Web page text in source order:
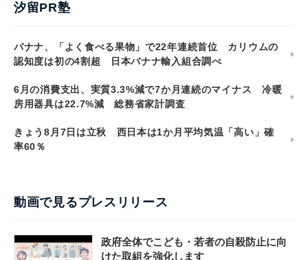
汐留PR塾
バナナ、「よく食べる果物」で22年連続首位 カリウムの
認知度は初の4割超 日本バナナ輸入組合調べ
6月の消費支出、実質3.3%減で7か月連続のマイナス 冷暖
房用器具は22.7%減 総務省家計調査
きょう8月7日は立秋 西日本は1か月平均気温「高い」確
率60％
動画で見るプレスリリース
政府全体でこども・若者の自殺防止に向
けた取組を強化します